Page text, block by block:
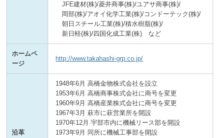
JFE建材(株)/菱井商事(株)/ユアサ商事(株)/
岡部(株)/アオイ化学工業(株)/コンドーテック(株)/
朝日スチール工業(株)/積水樹脂(株)/
新日軽(株)/四国化成工業(株) など
ホームペ
ージ
http://www.takahashi-grp.co.jp/
沿革
1948年6月 高橋金物株式会社を設立
1953年6月 高橋商事株式会社に商号を変更
1960年9月 高橋産業株式会社に商号を変更
1967年3月 萩市に萩営業所を開設
1970年12月 宇部市内に機械リース部を開設
1973年9月 同所に機械工事部を開設